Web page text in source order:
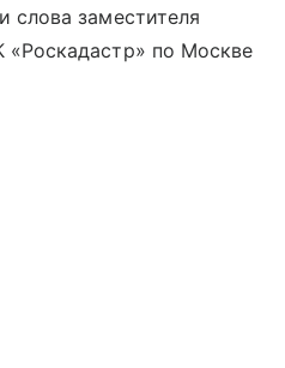
слова заместителя
по Москве